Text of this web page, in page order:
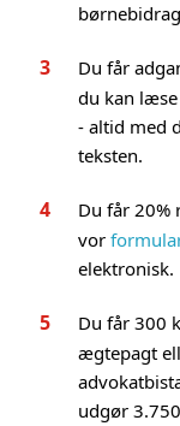
Du får
du kan
- altid med
teksten.
Du får 20%
vor
elektronisk.
Du får 300
ægtepagt
udgør